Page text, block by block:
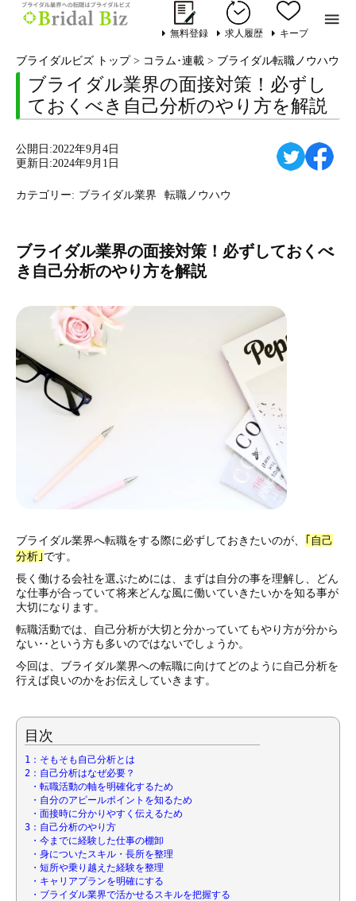

無料登録 求人履歴 キープ
ブライダルビズ トップ> コラム･連載 > ブライダル転職ノウハウ
ブライダル業界の面接対策！必ずし
ておくべき自己分析のやり方を解説
公開日:2022年9月4日
更新日:2024年9月1日
カテゴリー: ブライダル業界 転職ノウハウ
ブライダル業界の面接対策！必ずしておくべ
き自己分析のやり方を解説
ブライダル業界へ転職をする際に必ずしておきたいのが、
｢自己
分析｣です。
長く働ける会社を選ぶためには、まずは自分の事を理解し、どん
な仕事が合っていて将来どんな風に働いていきたいかを知る事が
大切になります。
転職活動では、自己分析が大切と分かっていてもやり方が分から
ない･･という方も多いのではないでしょうか。
今回は、ブライダル業界への転職に向けてどのように自己分析を
行えば良いのかをお伝えしていきます。
目次
1：そもそも自己分析とは
2：自己分析はなぜ必要？
・転職活動の軸を明確化するため
・自分のアピールポイントを知るため
・面接時に分かりやすく伝えるため
3：自己分析のやり方
・今までに経験した仕事の棚卸
・身についたスキル・長所を整理
・短所や乗り越えた経験を整理
・キャリアプランを明確にする
・ブライダル業界で活かせるスキルを把握する